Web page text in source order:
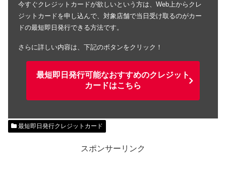
今すぐクレジットカードが欲しいという方は、Web上からクレ
ジットカードを申し込んで、対象店舗で当日受け取るのがカー
ドの最短即日発行できる方法です。
さらに詳しい内容は、下記のボタンをクリック！
最短即日発行可能なおすすめのクレジット
カードはこちら
最短即日発行クレジットカード
スポンサーリンク